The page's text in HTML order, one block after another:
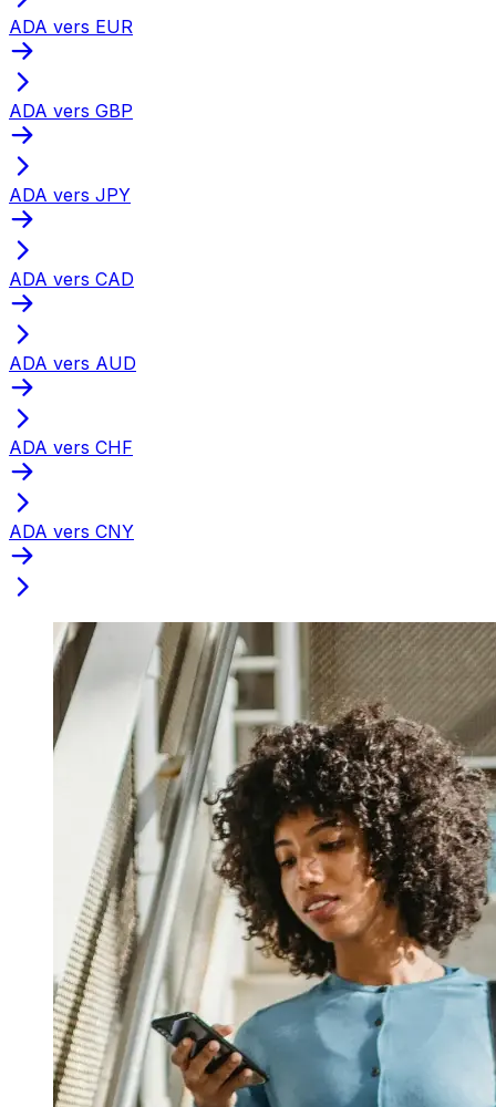
ADA vers EUR
ADA vers GBP
ADA vers JPY
ADA vers CAD
ADA vers AUD
ADA vers CHF
ADA vers CNY